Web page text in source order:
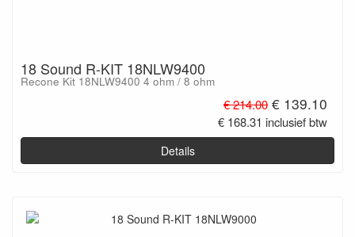
18 Sound R-KIT 18NLW9400
Recone Kit 18NLW9400 4 ohm / 8 ohm
€ 214.00 € 139.10
€ 168.31 inclusief btw
Details